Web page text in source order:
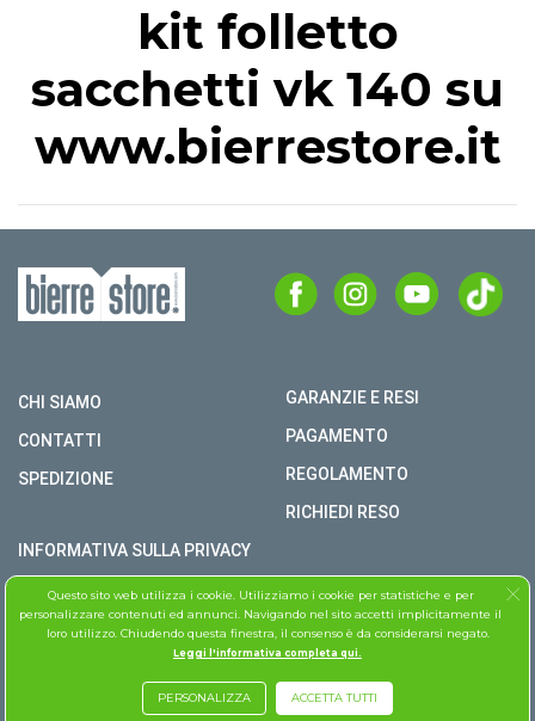
kit folletto
sacchetti vk 140 su
www.bierrestore.it
CHI SIAMO
CONTATTI
SPEDIZIONE
GARANZIE E RESI
PAGAMENTO
REGOLAMENTO
RICHIEDI RESO
INFORMATIVA SULLA PRIVACY
COPYRIGHT © BIERRE STORE S.R.L. P.I. 02979990609
TUTTI I DIRITTI RISERVATI
ASSISTENZA FOLLETTO
Questo sito web utilizza i cookie. Utilizziamo i cookie per statistiche e per
personalizzare contenuti ed annunci. Navigando nel sito accetti implicitamente il
loro utilizzo. Chiudendo questa finestra, il consenso è da considerarsi negato.
Leggi l'informativa completa qui.
PERSONALIZZA ACCETTA TUTTI